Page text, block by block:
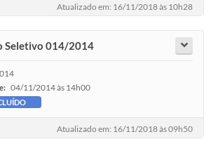
Atualizado em: 16/11/2018 às 10h28
Seletivo 014/2014
04/11/2014 às 14h00
Atualizado em: 16/11/2018 às 09h50